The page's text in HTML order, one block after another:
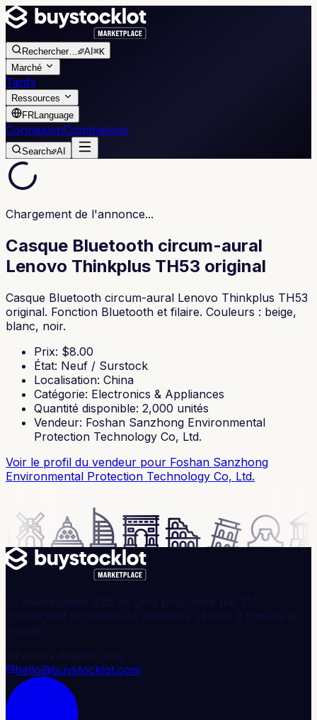
Rechercher… AI ⌘K
Marché
Tarifs
Ressources
FRLanguage
ConnexionCommencer
Search AI
Chargement de l'annonce...
Casque Bluetooth circum-aural
Lenovo Thinkplus TH53 original
Casque Bluetooth circum-aural Lenovo Thinkplus TH53
original. Fonction Bluetooth et filaire. Couleurs : beige,
blanc, noir.
Prix: $8.00
État: Neuf / Surstock
Localisation: China
Catégorie: Electronics & Appliances
Quantité disponible: 2,000 unités
Vendeur: Foshan Sanzhong Environmental
Protection Technology Co, Ltd.
Voir le profil du vendeur pour Foshan Sanzhong
Environmental Protection Technology Co, Ltd.
La marketplace B2B de gros propulsée par l'IA,
connectant acheteurs et vendeurs vérifiés à travers le
monde.
Émirats Arabes Unis
hello@buystocklot.com